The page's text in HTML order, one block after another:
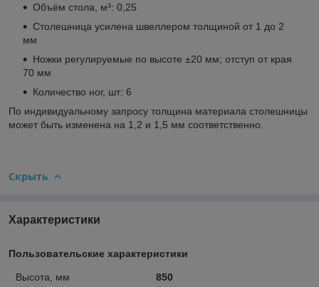
Объём стола, м³: 0,25
Столешница усилена швеллером толщиной от 1 до 2
мм
Ножки регулируемые по высоте ±20 мм; отступ от края
70 мм
Количество ног, шт: 6
По индивидуальному запросу толщина материала столешницы
может быть изменена на 1,2 и 1,5 мм соответственно.
Скрыть
Характеристики
Пользовательские характеристики
Высота, мм
850